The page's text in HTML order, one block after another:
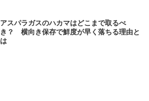
アスパラガスのハカマはどこまで取るべ
き？ 横向き保存で鮮度が早く落ちる理由と
は